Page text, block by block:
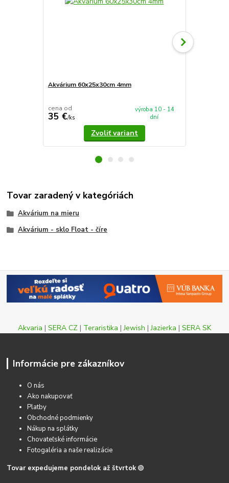
Akvárium 60x25x30cm 4mm
cena od
35 €/ks
výroba 10 - 14
dní
Zvoliť variant
Tovar zaradený v kategóriách
Akvárium na mieru
Akvárium - sklo Float - číre
Akvaria | SERA CZ | Teraristika |Jewish |Jazierka | SERA SK
Informácie pre zákazníkov
O nás
Ako nakupovať
Platby
Obchodné podmienky
Nákup na splátky
Chovateľské informácie
Fotogaléria a naše realizácie
Tovar expedujeme pondelok až štvrtok 🟢